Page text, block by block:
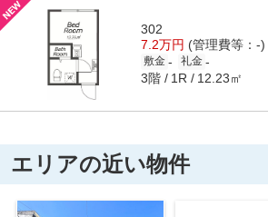
302
7.2万円 (管理費等：-)
敷金 - 礼金 -
3階 1R 12.23㎡
エリアの近い物件